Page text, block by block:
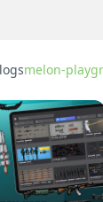
melon-